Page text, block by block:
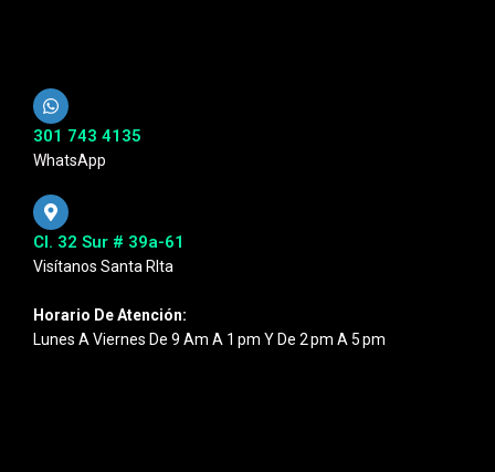
301 743 4135
WhatsApp
Cl. 32 Sur # 39a-61
Visítanos Santa RIta
Horario De Atención:
Lunes A Viernes De 9 Am A 1 Pm Y De 2 Pm A 5 Pm